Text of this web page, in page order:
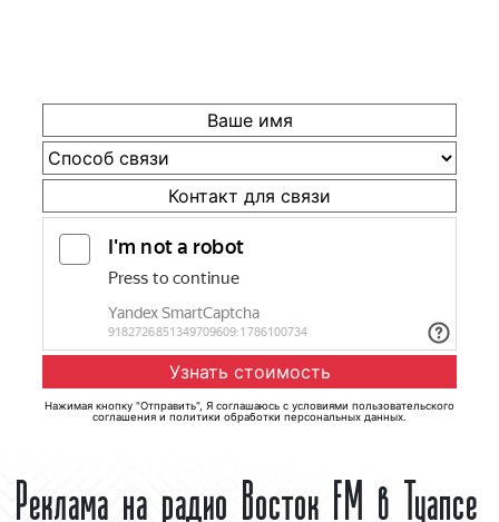
Нажимая кнопку "Отправить", Я соглашаюсь с условиями пользовательского
соглашения и политики обработки персональных данных
Реклама на радио Восток FM в Туапсе